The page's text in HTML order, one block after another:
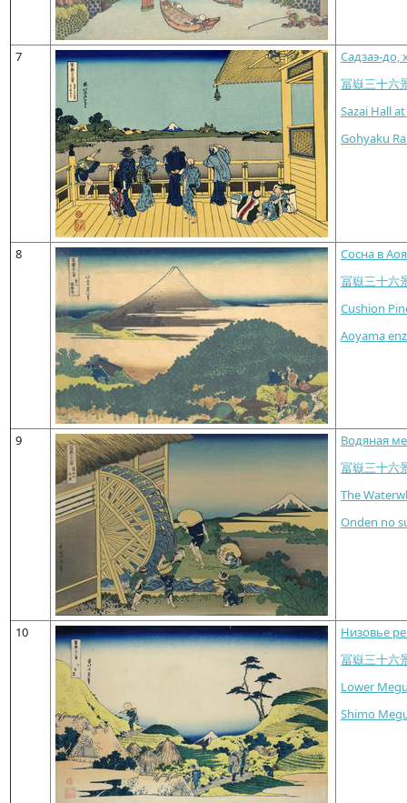
7
Садзаэ-до,
冨嶽三十六
Sazai Hall
Gohyaku
8
Сосна в
冨嶽三十
Cushion
Aoyama
9
Водяная
冨嶽三十
The
Onden no
10
Низовье
冨嶽三十
Lower
Shimo